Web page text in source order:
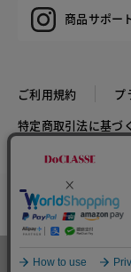
カラ
商品サポー
ご利用規約
プ
特定商取引法に基づ
COPYRIGHT ©